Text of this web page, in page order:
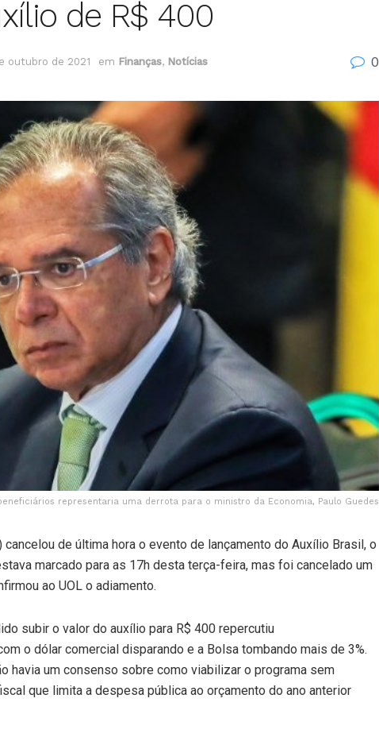
de R$ 400
outubro de 2021 em Finanças, Notícias 0
representaria uma derrota para o ministro da Economia, Paulo Guedes
de última hora o evento de lançamento do Auxílio Brasil, o
marcado para as 17h desta terça-feira, mas foi cancelado um
ao UOL o adiamento.
subir o valor do auxílio para R$ 400 repercutiu
o dólar comercial disparando e a Bolsa tombando mais de 3%.
havia um consenso sobre como viabilizar o programa sem
que limita a despesa pública ao orçamento do ano anterior